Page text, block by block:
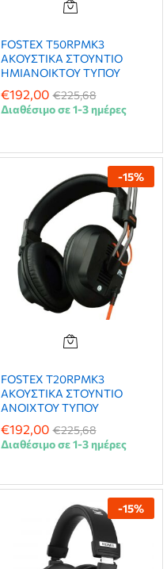
FOSTEX T50RPMK3
ΑΚΟΥΣΤΙΚΑ ΣΤΟΥΝΤΙΟ
ΗΜΙΑΝΟΙΚΤΟΥ ΤΥΠΟΥ
€192,00 €225,68
Διαθέσιμο σε 1-3 ημέρες
-15%
FOSTEX T20RPMK3
ΑΚΟΥΣΤΙΚΑ ΣΤΟΥΝΤΙΟ
ΑΝΟΙΧΤΟΥ ΤΥΠΟΥ
€192,00 €225,68
Διαθέσιμο σε 1-3 ημέρες
-15%